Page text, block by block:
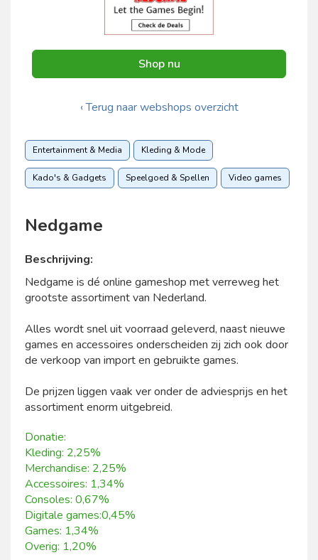
Shop nu
‹ Terug naar webshops overzicht
Entertainment & Media Kleding & Mode
Kado's & Gadgets Speelgoed & Spellen Video games
Nedgame
Beschrijving:
Nedgame is dé online gameshop met verreweg het
grootste assortiment van Nederland.
Alles wordt snel uit voorraad geleverd, naast nieuwe
games en accessoires onderscheiden zij zich ook door
de verkoop van import en gebruikte games.
De prijzen liggen vaak ver onder de adviesprijs en het
assortiment enorm uitgebreid.
Donatie:
Kleding: 2,25%
Merchandise: 2,25%
Accessoires: 1,34%
Consoles: 0,67%
Digitale games:0,45%
Games: 1,34%
Overig: 1,20%